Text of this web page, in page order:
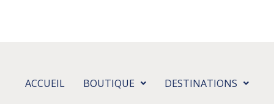
ACCUEIL BOUTIQUE DESTINATIONS